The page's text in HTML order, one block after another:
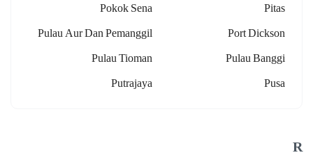
Pitas
Pokok Sena
Port Dickson
Pulau Aur Dan Pemanggil
Pulau Banggi
Pulau Tioman
Pusa
Putrajaya
R